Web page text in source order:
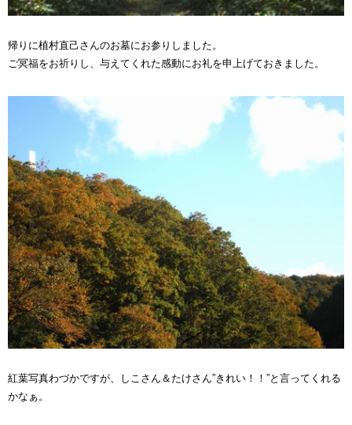
帰りに植村直己さんのお墓にお参りしました。
ご冥福をお祈りし、与えてくれた感動にお礼を申上げておきました。
紅葉写真わづかですが、しこさん＆たけさん”きれい！！”と言ってくれる
かなぁ。